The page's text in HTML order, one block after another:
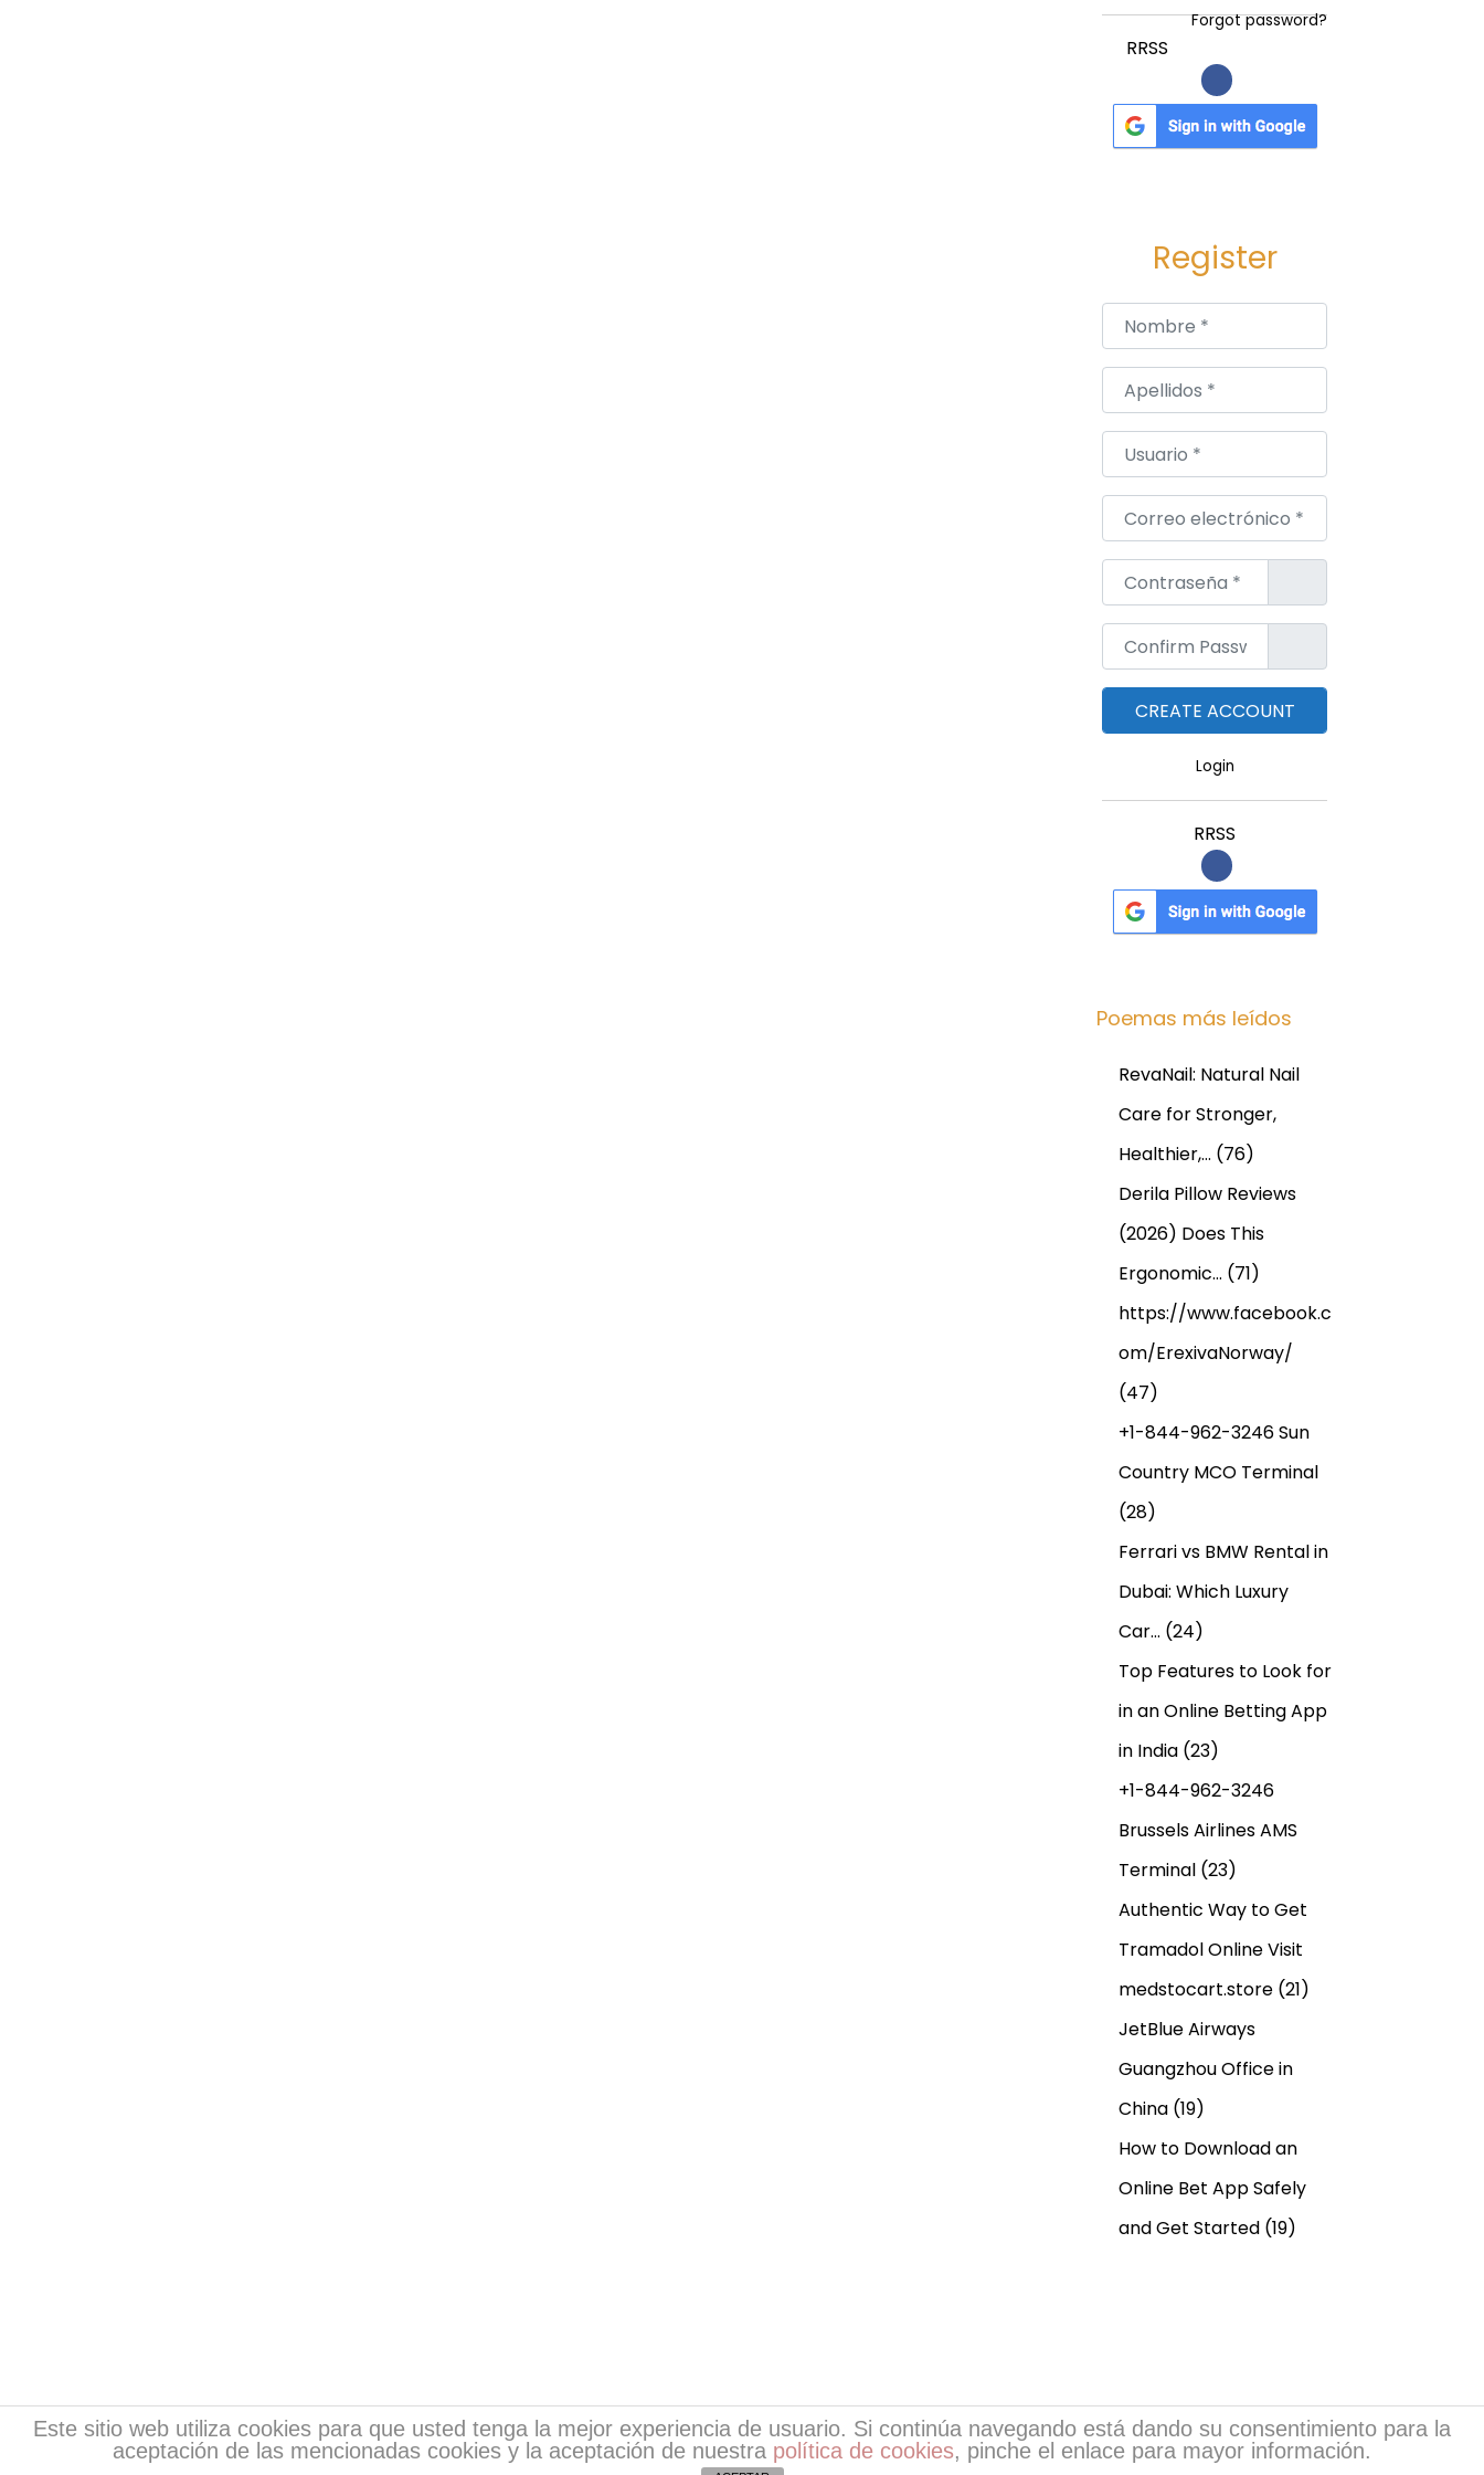
Forgot password?
RRSS
Register
Nombre*
Apellidos*
Usuario*
Correo electrónico*
Contraseña*
Confirm Password
Login
RRSS
Poemas más leídos
RevaNail: Natural Nail
Care for Stronger,
Healthier,… (76)
Derila Pillow Reviews
(2026) Does This
Ergonomic… (71)
https://www.facebook.c
om/ErexivaNorway/
(47)
+1-844-962-3246 Sun
Country MCO Terminal
(28)
Ferrari vs BMW Rental in
Dubai: Which Luxury
Car… (24)
Top Features to Look for
in an Online Betting App
in India (23)
+1-844-962-3246
Brussels Airlines AMS
Terminal (23)
Authentic Way to Get
Tramadol Online Visit
medstocart.store (21)
JetBlue Airways
Guangzhou Office in
China (19)
How to Download an
Online Bet App Safely
and Get Started (19)
Copyright © 2026Escritores de EsPoesía| Desarrollo de EsPoesia.com
Este sitio web utiliza cookies para que usted tenga la mejor experiencia de usuario. Si continúa navegando está dando su consentimiento para la
aceptación de las mencionadas cookies y la aceptación de nuestra política de cookies, pinche el enlace para mayor información.